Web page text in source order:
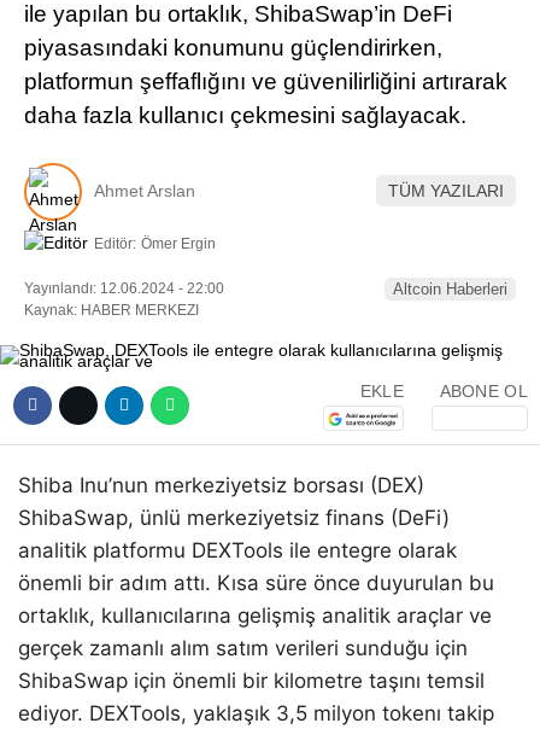
ile yapılan bu ortaklık, ShibaSwap’in DeFi
piyasasındaki konumunu güçlendirirken,
platformun şeffaflığını ve güvenilirliğini artırarak
daha fazla kullanıcı çekmesini sağlayacak.
Ahmet Arslan TÜM YAZILARI
Editör: Ömer Ergin
Yayınlandı: 12.06.2024 - 22:00
Kaynak: HABER MERKEZI
Altcoin Haberleri
EKLE ABONE OL
Shiba Inu’nun merkeziyetsiz borsası (DEX)
ShibaSwap, ünlü merkeziyetsiz finans (DeFi)
analitik platformu DEXTools ile entegre olarak
önemli bir adım attı. Kısa süre önce duyurulan bu
ortaklık, kullanıcılarına gelişmiş analitik araçlar ve
gerçek zamanlı alım satım verileri sunduğu için
ShibaSwap için önemli bir kilometre taşını temsil
ediyor. DEXTools, yaklaşık 3,5 milyon tokenı takip